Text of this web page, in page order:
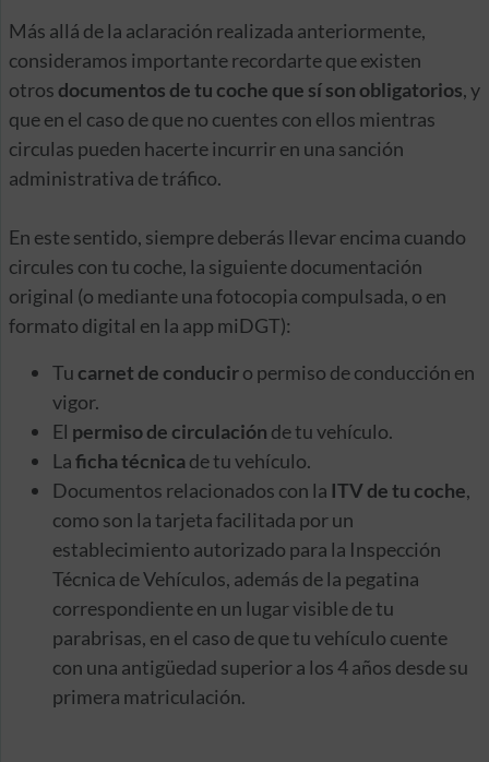
Más allá de la aclaración realizada anteriormente,
consideramos importante recordarte que existen
otros documentos de tu coche que sí son obligatorios, y
que en el caso de que no cuentes con ellos mientras
circulas pueden hacerte incurrir en una sanción
administrativa de tráfico.
En este sentido, siempre deberás llevar encima cuando
circules con tu coche, la siguiente documentación
original (o mediante una fotocopia compulsada, o en
formato digital en la app miDGT):
Tu carnet de conduciro permiso de conducción en
vigor.
El permiso de circulación de tu vehículo.
Laficha técnica de tu vehículo.
Documentos relacionados con la ITV de tu coche,
como son la tarjeta facilitada por un
establecimiento autorizado para la Inspección
Técnica de Vehículos, además de la pegatina
correspondiente en un lugar visible de tu
parabrisas, en el caso de que tu vehículo cuente
con una antigüedad superior a los 4 años desde su
primera matriculación.